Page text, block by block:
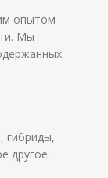
опытом
Мы
гибриды,
другое.